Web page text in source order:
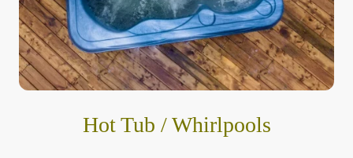
Hot Tub / Whirlpools